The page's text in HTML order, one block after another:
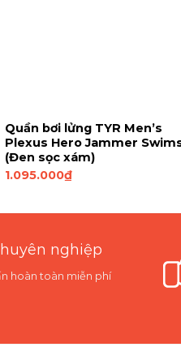
Quần bơi lửng TYR Men’s
Plexus Hero Jammer
(Đen sọc xám)
1.095.000₫
nghiệp
hoàn toàn miễn phí